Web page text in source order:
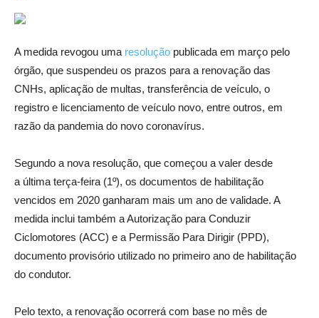
A medida revogou uma resolução publicada em março pelo
órgão, que suspendeu os prazos para a renovação das
CNHs, aplicação de multas, transferência de veículo, o
registro e licenciamento de veículo novo, entre outros, em
razão da pandemia do novo coronavírus.
Segundo a nova resolução, que começou a valer desde
a última terça-feira (1º), os documentos de habilitação
vencidos em 2020 ganharam mais um ano de validade. A
medida inclui também a Autorização para Conduzir
Ciclomotores (ACC) e a Permissão Para Dirigir (PPD),
documento provisório utilizado no primeiro ano de habilitação
do condutor.
Pelo texto, a renovação ocorrerá com base no mês de